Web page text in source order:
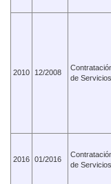
2010 12/2008
de Servicios
2016 01/2016
de Servicios